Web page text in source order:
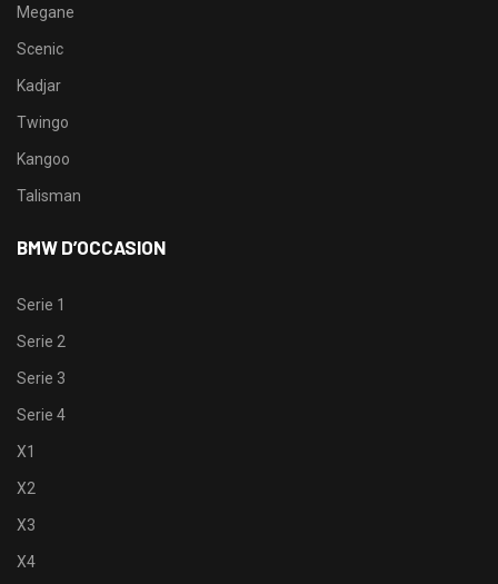
Megane
Scenic
Kadjar
Twingo
Kangoo
Talisman
BMW D’OCCASION
Serie 1
Serie 2
Serie 3
Serie 4
X1
X2
X3
X4